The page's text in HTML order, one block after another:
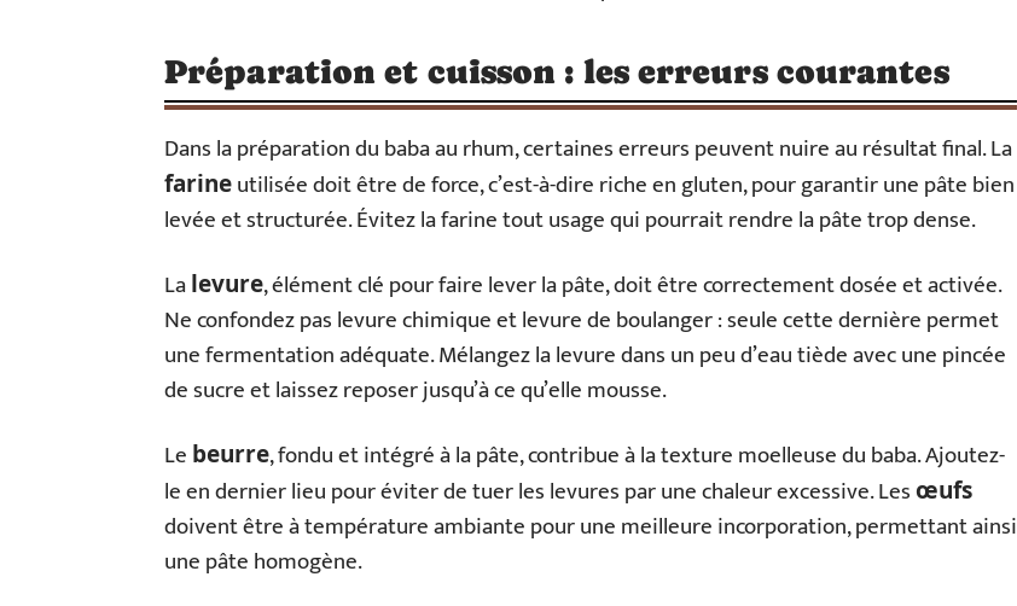
Préparation et cuisson : les erreurs courantes
Dans la préparation du baba au rhum, certaines erreurs peuvent nuire au résultat final. La
farineutilisée doit être de force, c’est-à-dire riche en gluten, pour garantir une pâte bien
levée et structurée. Évitez la farine tout usage qui pourrait rendre la pâte trop dense.
Lalevure, élément clé pour faire lever la pâte, doit être correctement dosée et activée.
Ne confondez pas levure chimique et levure de boulanger : seule cette dernière permet
une fermentation adéquate. Mélangez la levure dans un peu d’eau tiède avec une pincée
de sucre et laissez reposer jusqu’à ce qu’elle mousse.
Le beurre, fondu et intégré à la pâte, contribue à la texture moelleuse du baba. Ajoutez-
le en dernier lieu pour éviter de tuer les levures par une chaleur excessive. Lesœufs
doivent être à température ambiante pour une meilleure incorporation, permettant ainsi
une pâte homogène.